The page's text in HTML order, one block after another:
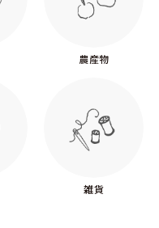
農産物
雑貨